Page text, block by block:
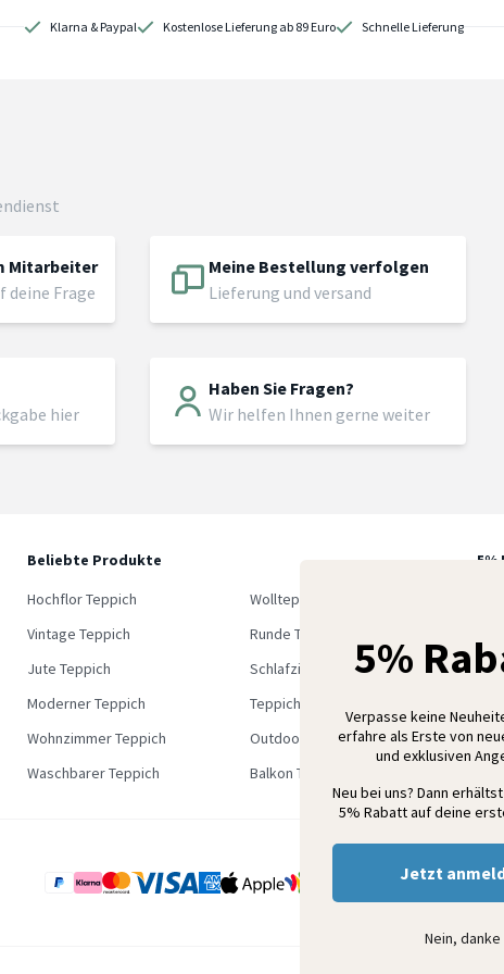
Klarna & Paypal Kostenlose Lieferung ab 89 Euro Schnelle Lieferung
Mitarbeiter
Frage
Meine Bestellung verfolgen
Lieferung und versand
hier
Haben Sie Fragen?
Wir helfen Ihnen gerne weiter
Beliebte Produkte
Hochflor Teppich
Wollteppich
Vintage Teppich
Runde Teppich
Jute Teppich
Schlafzimmer Teppich
Moderner Teppich
Teppich Outlet
Wohnzimmer Teppich
Outdoor Teppich
Waschbarer Teppich
Balkon Teppich
5%
Verpasse keine
erfahre als Erste von
und exklusiven
Neu bei uns? Dann
5% Rabatt auf deine
Jetzt
Nein, danke